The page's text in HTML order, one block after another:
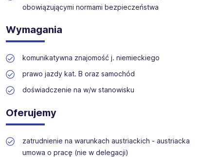
obowiązującymi normami bezpieczeństwa
Wymagania
komunikatywna znajomość j. niemieckiego
prawo jazdy kat. B oraz samochód
doświadczenie na w/w stanowisku
Oferujemy
zatrudnienie na warunkach austriackich - austriacka
umowa o pracę (nie w delegacji)